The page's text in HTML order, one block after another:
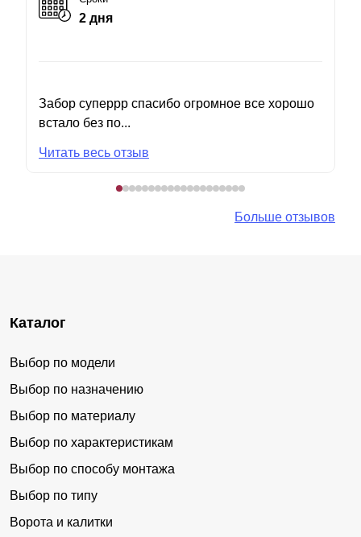
2 дня
Забор суперрр спасибо огромное все хорошо
встало без по...
Читать весь отзыв
Больше отзывов
Каталог
Выбор по модели
Выбор по назначению
Выбор по материалу
Выбор по характеристикам
Выбор по способу монтажа
Выбор по типу
Ворота и калитки